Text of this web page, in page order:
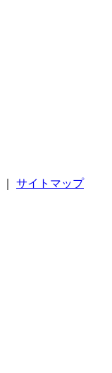
サイトマップ